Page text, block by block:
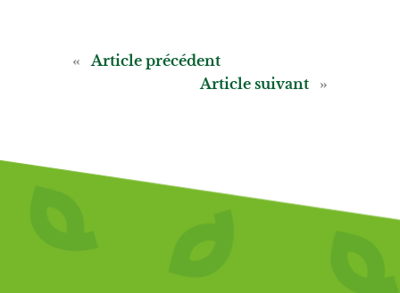
«
Article précédent
Article suivant
»